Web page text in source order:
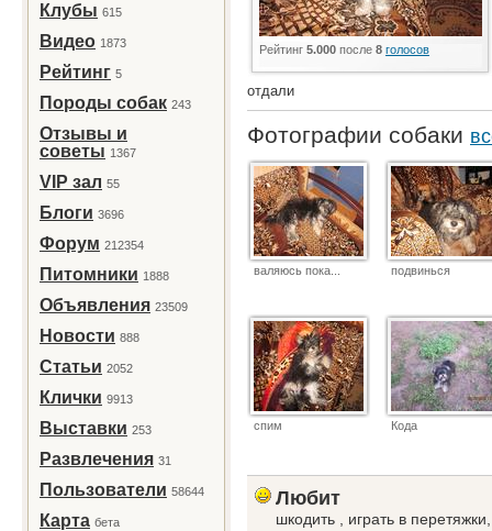
Клубы 615
Видео 1873
Рейтинг 5
Породы собак 243
Отзывы и
советы 1367
VIP зал 55
Блоги 3696
Форум 212354
Питомники 1888
Объявления 23509
Новости 888
Статьи 2052
Клички 9913
Выставки 253
Развлечения 31
Пользователи 58644
Карта бета
Рейтинг 5.000 после 8 голосов
отдали
Фотографии собаки
валяюсь пока... подвинься
спим Кода
Любит
шкодить , играть в